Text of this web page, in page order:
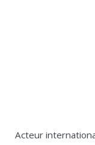
Acteur